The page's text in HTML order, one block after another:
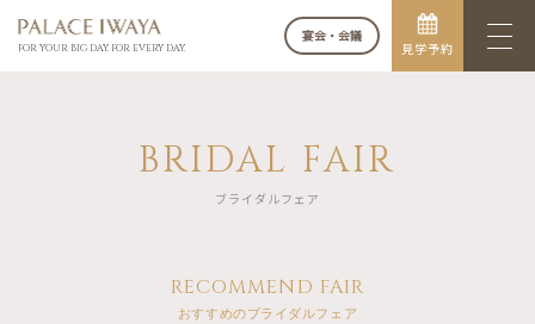
FOR YOUR BIG DAY. FOR EVERY DAY.
宴会・会議
見学予約
BRIDAL FAIR
ブライダルフェア
RECOMMEND FAIR
おすすめのブライダルフェア